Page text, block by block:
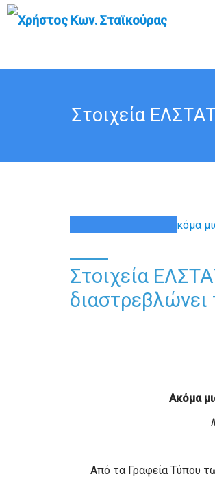
Στοιχεία
Στοιχεία
διαστρεβλώνει
Ακόμα
Από τα Γραφεία Τύπου